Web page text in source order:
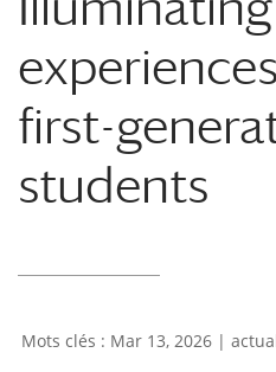
first-
students
Mar 13, 2026 |